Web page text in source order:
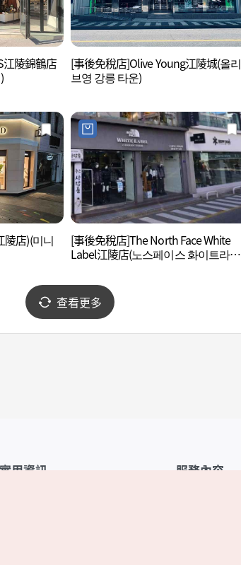
江陵錦鶴店
[事後免稅店]Olive Young江陵城(올리
브영 강릉 타운)
陵店)(미니
[事後免稅店]The North Face White
Label江陵店(노스페이스 화이트라벨
查看更多
實用資訊 服務內容